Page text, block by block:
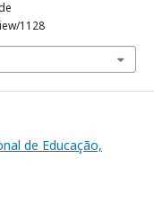
1128
de Educação,